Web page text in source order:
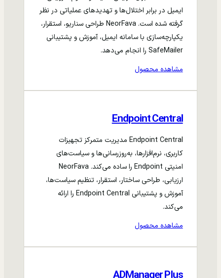
ایمیل در برابر اختلال‌ها و تهدیدهای عملیاتی در نظر
گرفته شده است. NeorFava طراحی سناریو، استقرار،
یکپارچه‌سازی با سامانه ایمیل، آموزش و پشتیبانی
SafeMailer را انجام می‌دهد.
مشاهده محصول
Endpoint Central
Endpoint Central مدیریت متمرکز تجهیزات
کاربری، نرم‌افزارها، به‌روزرسانی‌ها و سیاست‌های
امنیتی Endpoint را ساده می‌کند. NeorFava
ارزیابی، طراحی ساختار، استقرار، تنظیم سیاست‌ها،
آموزش و پشتیبانی Endpoint Central را ارائه
می‌کند.
مشاهده محصول